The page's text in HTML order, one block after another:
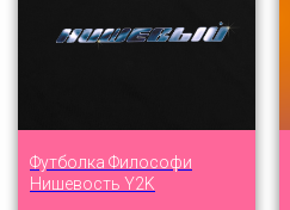
Футболка Философи
Нишевость Y2K